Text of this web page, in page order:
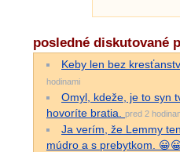
posledné diskutované
Keby len bez
hodinami
Omyl, kdeže, je to syn
hovoríte bratia.
pred 2
Ja verím, že Lemmy
múdro a s prebytkom.